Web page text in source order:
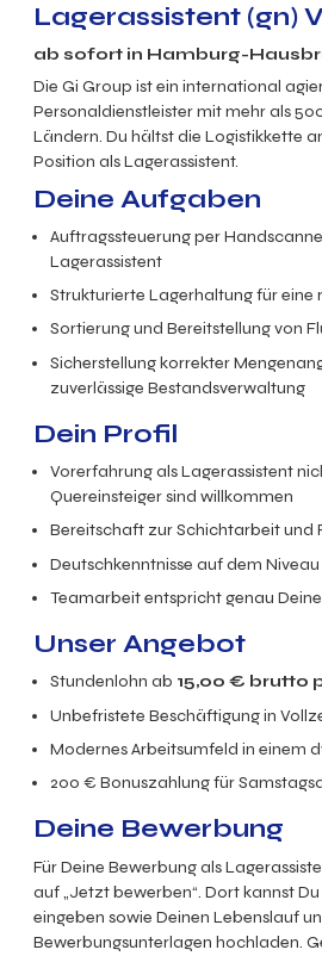
Lagerassistent (gn)
ab sofort in Hamburg-
Die Gi Group ist ein international
Personaldienstleister mit mehr als
Ländern. Du hältst die Logistikkette
Position als Lagerassistent.
Deine Aufgaben
Auftragssteuerung per
Lagerassistent
Strukturierte Lagerhaltung für eine
Sortierung und Bereitstellung von
Sicherstellung korrekter
zuverlässige Bestandsverwaltung
Dein Profil
Vorerfahrung als Lagerassistent
Quereinsteiger sind willkommen
Bereitschaft zur Schichtarbeit und
Deutschkenntnisse auf dem Niveau
Teamarbeit entspricht genau
Unser Angebot
Stundenlohn ab 15,00 € brutto
Unbefristete Beschäftigung in
Modernes Arbeitsumfeld in einem
200 € Bonuszahlung für
Deine Bewerbung
Für Deine Bewerbung als
auf „Jetzt bewerben“. Dort kannst
eingeben sowie Deinen Lebenslauf
Bewerbungsunterlagen hochladen.